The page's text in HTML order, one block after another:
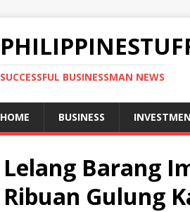
SUCCESSFUL BUSINESSMAN NEWS
HOME BUSINESS
Lelang Barang
Ribuan Gulung